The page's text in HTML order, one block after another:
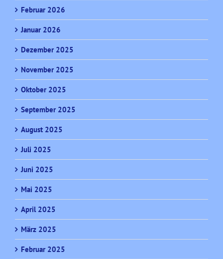
Februar 2026
Januar 2026
Dezember 2025
November 2025
Oktober 2025
September 2025
August 2025
Juli 2025
Juni 2025
Mai 2025
April 2025
März 2025
Februar 2025